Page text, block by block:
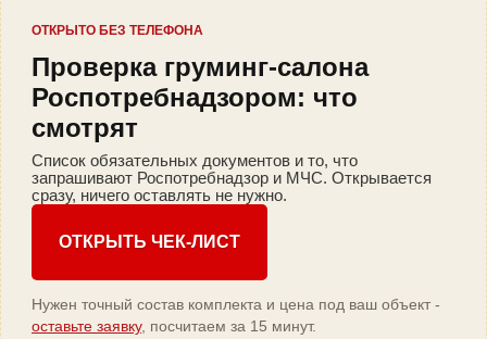
ОТКРЫТО БЕЗ ТЕЛЕФОНА
Проверка груминг-салона
Роспотребнадзором: что
смотрят
Список обязательных документов и то, что
запрашивают Роспотребнадзор и МЧС. Открывается
сразу, ничего оставлять не нужно.
ОТКРЫТЬ ЧЕК-ЛИСТ
Нужен точный состав комплекта и цена под ваш объект -
оставьте заявку, посчитаем за 15 минут.